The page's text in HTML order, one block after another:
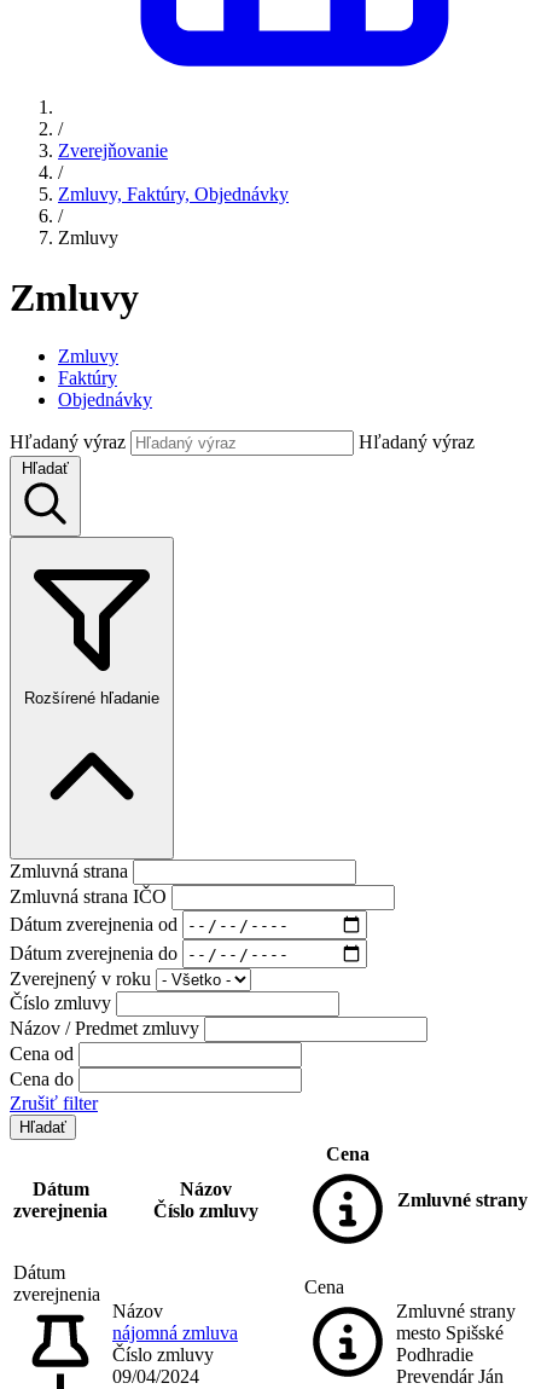
/
Zverejňovanie
/
Zmluvy, Faktúry, Objednávky
/
Zmluvy
Zmluvy
Zmluvy
Faktúry
Objednávky
Hľadaný výraz Hľadaný výraz
Hľadať
Rozšírené hľadanie
Zmluvná strana
Zmluvná strana IČO
Dátum zverejnenia od
Dátum zverejnenia do
Zverejnený v roku
Číslo zmluvy
Názov / Predmet zmluvy
Cena od
Cena do
Zrušiť filter
Dátum
zverejnenia
Názov
Číslo zmluvy
Cena
Zmluvné strany
Dátum
zverejnenia
Názov
nájomná zmluva
Číslo zmluvy
09/04/2024
Cena
Zmluvné strany
mesto Spišské
Podhradie
Prevendár Ján